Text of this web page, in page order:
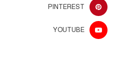
PINTEREST
YOUTUBE